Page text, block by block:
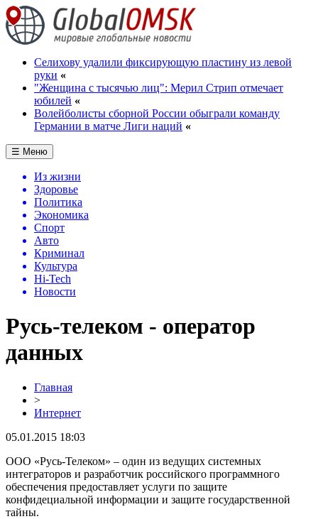
Селихову удалили фиксирующую пластину из левой
руки «
"Женщина с тысячью лиц": Мерил Стрип отмечает
юбилей «
Волейболисты сборной России обыграли команду
Германии в матче Лиги наций «
☰ Меню
Из жизни
Здоровье
Политика
Экономика
Спорт
Авто
Криминал
Культура
Hi-Tech
Новости
Русь-телеком - оператор
данных
Главная
>
Интернет
05.01.2015 18:03
ООО «Русь-Телеком» – один из ведущих системных
интеграторов и разработчик российского программного
обеспечения предоставляет услуги по защите
конфидециальной информации и защите государственной
тайны.